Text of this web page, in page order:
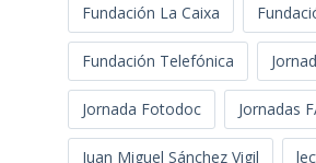
Fundación La Caixa
Fundación Telefónica
Jornada Fotodoc Jornadas
Juan Miguel Sánchez Vigil